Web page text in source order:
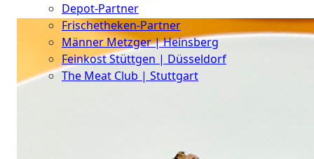
Depot-Partner
Frischetheken-Partner
Männer Metzger | Heinsberg
Feinkost Stüttgen | Düsseldorf
The Meat Club | Stuttgart